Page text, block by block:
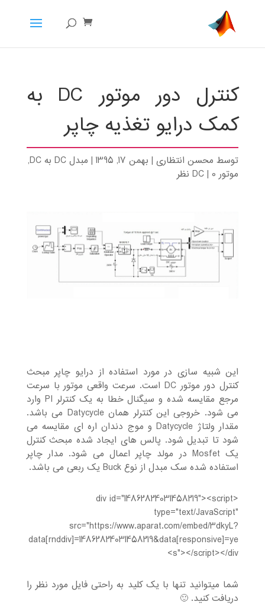
کنترل دور موتور DC به
کمک درایو تغذیه چاپر
توسط محسن انتظاری| بهمن 17, 1395 | مبدل DC به DC
,
موتور DC |0 نظر
این شبیه سازی در مورد استفاده از درایو چاپر مبحث
کنترل دور موتور DC است. سرعت واقعی موتور با سرعت
مرجع مقایسه شده و سیگنال خطا به یک کنترلر PI وارد
می شود. خروجی این کنترلر همان Datycycle می باشد.
مقدار ولتاژ Datycycle و موج دندان اره ای مقایسه می
شود تا تبدیل شود. پالس های ایجاد شده مبحث کنترل
یک Mosfet در مولد چاپر اعمال می شود. مدار چاپر
استفاده شده سک مبدل از نوع Buck یک ربعی می باشد.
<div id="14862824031458219"><script
type="text/JavaScript"
src="https://www.aparat.com/embed/3dkyL?
data[rnddiv]=14862824031458219&data[responsive]=ye
s"></script></div>
شما میتوانید تنها با یک کلید به راحتی فایل مورد نظر را
دریافت کنید. 🙂